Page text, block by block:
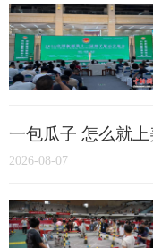
一包瓜子 怎么就
2026-08-07